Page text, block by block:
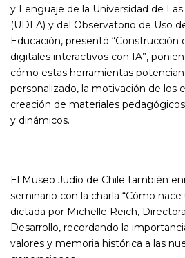
y Lenguaje de la Universidad de
(UDLA) y del Observatorio de Uso
Educación, presentó “Construcción
digitales interactivos con IA”,
cómo estas herramientas
personalizado, la motivación de los
creación de materiales
y dinámicos.
El Museo Judío de Chile también
seminario con la charla “Cómo nace
dictada por Michelle Reich,
Desarrollo, recordando la
valores y memoria histórica a las